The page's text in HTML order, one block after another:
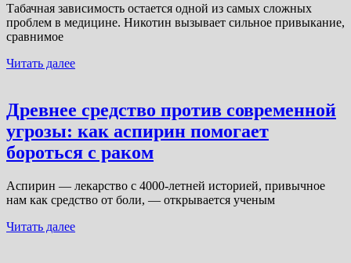
Табачная зависимость остается одной из самых сложных
проблем в медицине. Никотин вызывает сильное привыкание,
сравнимое
Читать далее
Древнее средство против современной
угрозы: как аспирин помогает
бороться с раком
Аспирин — лекарство с 4000-летней историей, привычное
нам как средство от боли, — открывается ученым
Читать далее